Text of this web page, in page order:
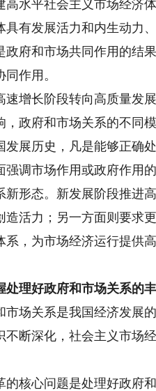
高水平社会主义市场经济
具有发展活力和内生动力
政府和市场共同作用的结
作用。
长阶段转向高质量发展
，政府和市场关系的不同
发展历史，凡是能够正确
强调市场作用或政府作用
新形态。新发展阶段推进
造活力；另一方面则要求
系，为市场经济运行提供
理好政府和市场关系的
关系是我国经济发展的
不断深化，社会主义市场
心问题是处理好政府和